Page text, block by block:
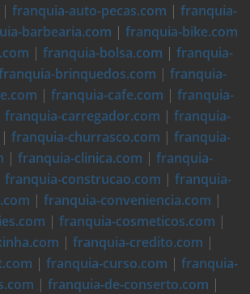
| franquia-auto-pecas.com | franquia-
barbearia.com | franquia-bike.com
| franquia-bolsa.com | franquia-
brinquedos.com | franquia-
| franquia-cafe.com | franquia-
franquia-carregador.com | franquia-
| franquia-churrasco.com | franquia-
| franquia-clinica.com | franquia-
franquia-construcao.com | franquia-
| franquia-conveniencia.com |
| franquia-cosmeticos.com |
| franquia-credito.com |
| franquia-curso.com | franquia-
| franquia-de-conserto.com |